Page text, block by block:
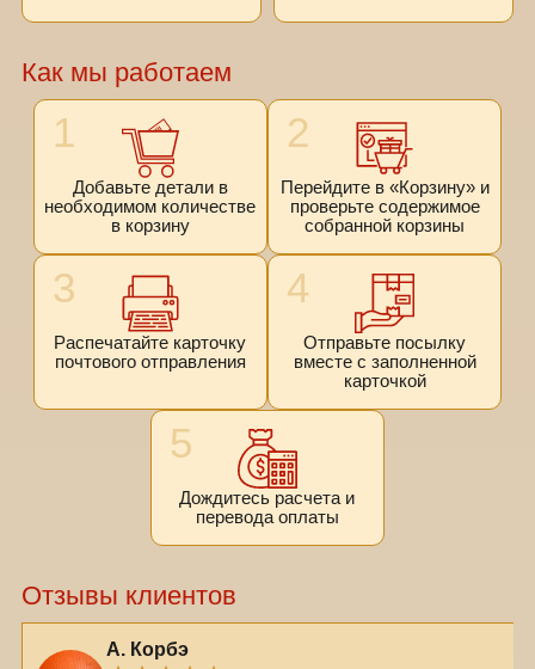
Как мы работаем
1
Добавьте детали в
необходимом количестве
в корзину
2
Перейдите в «Корзину» и
проверьте содержимое
собранной корзины
3
Распечатайте карточку
почтового отправления
4
Отправьте посылку
вместе с заполненной
карточкой
5
Дождитесь расчета и
перевода оплаты
Отзывы клиентов
А. Корбэ